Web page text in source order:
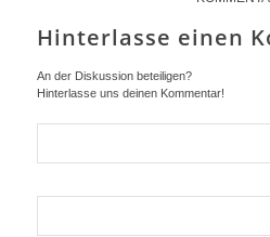
Hinterlasse einen
An der Diskussion beteiligen?
Hinterlasse uns deinen Kommentar!